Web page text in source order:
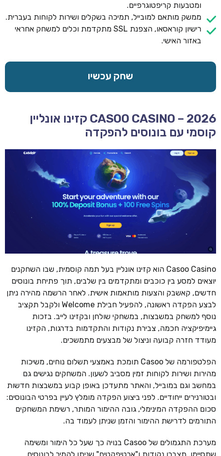
ומטבעות קריפטוגרפיים.
ממשק מותאם למובייל, תמיכה בשקלים ושירות לקוחות בעברית.
רישיון קוראסאו, הצפנת SSL מתקדמת וכלים למשחק אחראי
באזור האישי.
שחק עכשיו
CASOO CASINO – 2026 קזינו אונליין
קוסמי עם בונוסים להפקדה
Casoo Casino הוא קזינו אונליין בעל תמה קוסמית, שבו השחקנים
יוצאים למסע בין כוכבים ומתקדמים בין שלבים, תוך פתיחת בונוסים
חדשים, קאשבק והצעות מותאמות אישית. לאחר הרשמה מהירה ניתן
לבצע הפקדה ראשונה, להפעיל חבילת Welcome ולקבל תקציב
נוסף למשחק במשבצות, במשחקי שולחן ובקזינו לייב. בזכות
גיימיפיקציה חכמה, צבירת נקודות והתקדמות בדרגות, הקזינו
מעודד חזרה קבועה וניצול של מבצעים מתמשכים.
הפלטפורמה של Casoo תומכת באמצעי תשלום נוחים, משיכות
מהירות ושירות לקוחות זמין מסביב לשעון. המשחקים נגישים גם
במחשב וגם במובייל, והאתר מתעדכן באופן קבוע במשבצות חדשות
ובטורנירים ייחודיים. לפני ביצוע הפקדה מומלץ לעיין בפרטי הבונוסים:
סכום ההפקדה המינימלי, גובה ההימור המותר, רשימת המשחקים
התורמים לדרישת ההימור והזמן שניתן לעמוד בה.
מערכת התגמולים של Casoo בנויה כך שעל כל הימור ומשימה